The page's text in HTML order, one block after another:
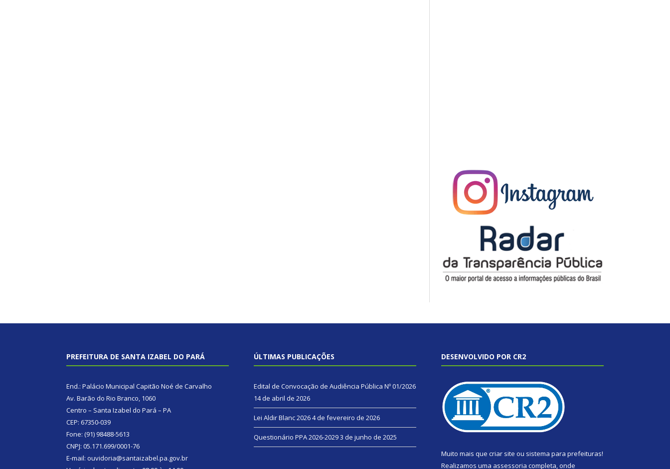
PREFEITURA DE SANTA IZABEL DO PARÁ
End.: Palácio Municipal Capitão Noé de Carvalho
Av. Barão do Rio Branco, 1060
Centro – Santa Izabel do Pará – PA
CEP: 67350-039
Fone: (91) 98488-5613
CNPJ: 05.171.699/0001-76
E-mail: ouvidoria@santaizabel.pa.gov.br
ÚLTIMAS PUBLICAÇÕES
Edital de Convocação de Audiência Pública Nº 01/2026
14 de abril de 2026
Lei Aldir Blanc 20264 de fevereiro de 2026
Questionário PPA 2026-20293 de junho de 2025
DESENVOLVIDO POR CR2
Muito mais que criar site ou sistema para prefeituras!
Realizamos uma assessoria completa, onde